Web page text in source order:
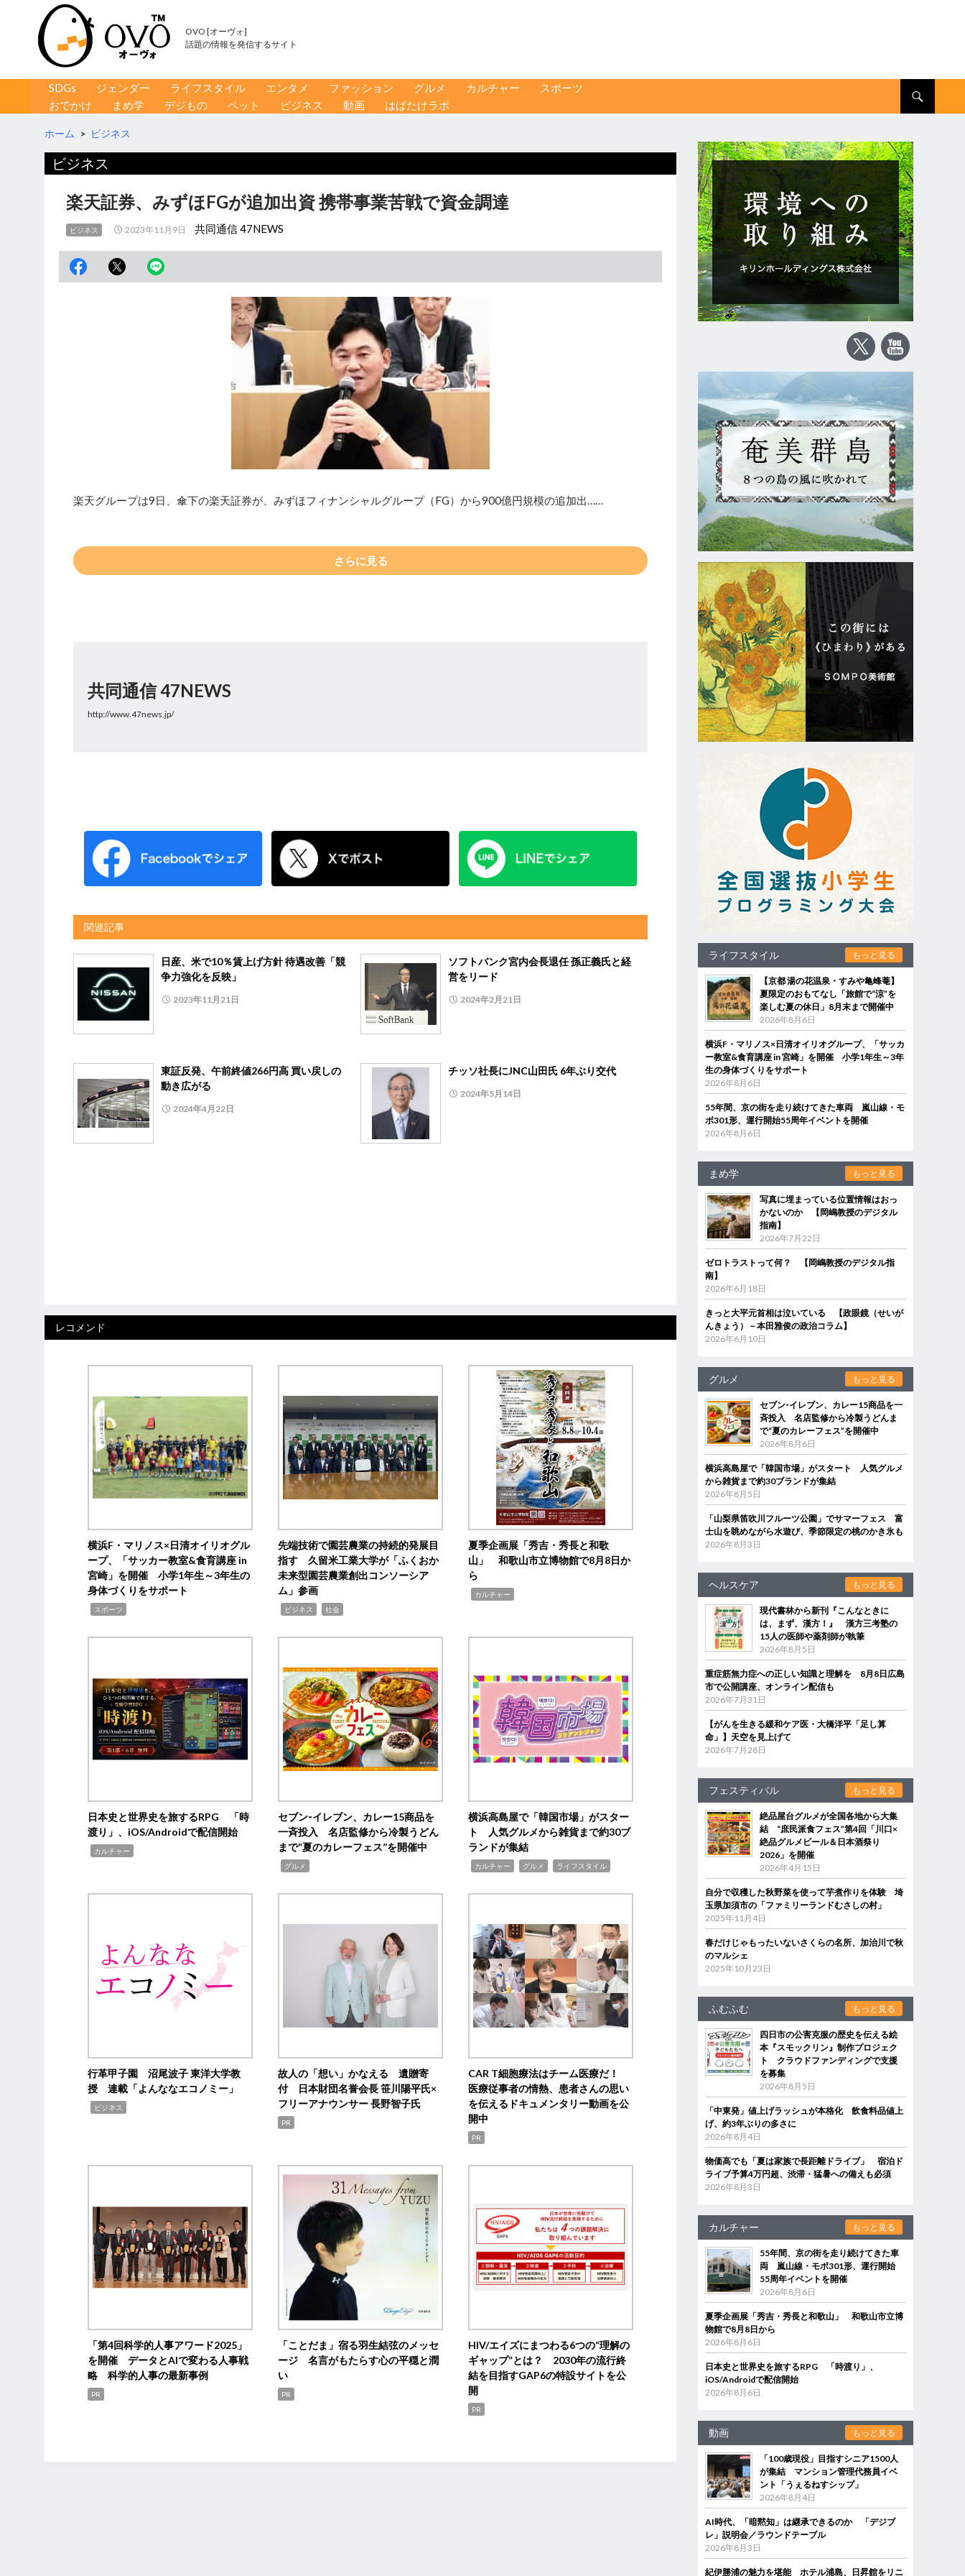
OVO [オーヴォ]
話題の情報を発信するサイト
コンテンツへ移動
SDGs ジェンダー ライフスタイル エンタメ ファッション グルメ カルチャー
スポーツ
おでかけ
まめ学 デジもの ペット ビジネス 動画 はばたけラボ
ホーム > ビジネス
ビジネス
楽天証券、みずほFGが追加出資 携帯事業苦戦で資金調達
ビジネス 2023年11月9日 共同通信 47NEWS
楽天グループは9日、傘下の楽天証券が、みずほフィナンシャルグループ（FG）から900億円規模の追加出……
さらに見る
共同通信 47NEWS
http://www.47news.jp/
関連記事
日産、米で10％賃上げ方針 待遇改善「競
争力強化を反映」
2023年11月21日
ソフトバンク宮内会長退任 孫正義氏と経
営をリード
2024年2月21日
東証反発、午前終値266円高 買い戻しの
動き広がる
2024年4月22日
チッソ社長にJNC山田氏 6年ぶり交代
2024年5月14日
レコメンド
横浜F・マリノス×日清オイリオグル
ープ、「サッカー教室&食育講座 in
宮崎」を開催 小学1年生～3年生の
身体づくりをサポート
スポーツ
先端技術で園芸農業の持続的発展目
指す 久留米工業大学が「ふくおか
未来型園芸農業創出コンソーシア
ム」参画
ビジネス 社会
夏季企画展「秀吉・秀長と和歌
山」 和歌山市立博物館で8月8日か
ら
カルチャー
日本史と世界史を旅するRPG 「時
渡り」、iOS/Androidで配信開始
カルチャー
セブン‐イレブン、カレー15商品を
一斉投入 名店監修から冷製うどん
まで“夏のカレーフェス”を開催中
グルメ
横浜高島屋で「韓国市場」がスター
ト 人気グルメから雑貨まで約30ブ
ランドが集結
カルチャー グルメ ライフスタイル
行革甲子園 沼尾波子 東洋大学教
授 連載「よんななエコノミー」
ビジネス
故人の「想い」かなえる 遺贈寄
付 日本財団名誉会長 笹川陽平氏×
フリーアナウンサー 長野智子氏
PR
CAR T細胞療法はチーム医療だ！
医療従事者の情熱、患者さんの思い
を伝えるドキュメンタリー動画を公
開中
PR
「第4回科学的人事アワード2025」
を開催 データとAIで変わる人事戦
略 科学的人事の最新事例
PR
「ことだま」宿る羽生結弦のメッセ
ージ 名言がもたらす心の平穏と潤
い
PR
HIV/エイズにまつわる6つの“理解の
ギャップ”とは？ 2030年の流行終
結を目指すGAP6の特設サイトを公
開
PR
ライフスタイル もっと見る
【京都 湯の花温泉・すみや亀峰菴】
夏限定のおもてなし「旅館で“涼”を
楽しむ夏の休日」8月末まで開催中
2026年8月6日
横浜F・マリノス×日清オイリオグループ、「サッカ
ー教室&食育講座 in 宮崎」を開催 小学1年生～3年
生の身体づくりをサポート
2026年8月6日
55年間、京の街を走り続けてきた車両 嵐山線・モ
ボ301形、運行開始55周年イベントを開催
2026年8月6日
まめ学 もっと見る
写真に埋まっている位置情報はおっ
かないのか 【岡嶋教授のデジタル
指南】
2026年7月22日
ゼロトラストって何？ 【岡嶋教授のデジタル指
南】
2026年6月18日
きっと大平元首相は泣いている 【政眼鏡（せいが
んきょう）－本田雅俊の政治コラム】
2026年6月10日
グルメ もっと見る
セブン‐イレブン、カレー15商品を一
斉投入 名店監修から冷製うどんま
で“夏のカレーフェス”を開催中
2026年8月6日
横浜高島屋で「韓国市場」がスタート 人気グルメ
から雑貨まで約30ブランドが集結
2026年8月5日
「山梨県笛吹川フルーツ公園」でサマーフェス 富
士山を眺めながら水遊び、季節限定の桃のかき氷も
2026年8月3日
ヘルスケア もっと見る
現代書林から新刊『こんなときに
は、まず、漢方！』 漢方三考塾の
15人の医師や薬剤師が執筆
2026年8月5日
重症筋無力症への正しい知識と理解を 8月8日広島
市で公開講座、オンライン配信も
2026年7月31日
【がんを生きる緩和ケア医・大橋洋平「足し算
命」】天空を見上げて
2026年7月28日
フェスティバル もっと見る
絶品屋台グルメが全国各地から大集
結 “庶民派食フェス”第4回「川口×
絶品グルメビール＆日本酒祭り
2026」を開催
2026年4月15日
自分で収穫した秋野菜を使って芋煮作りを体験 埼
玉県加須市の「ファミリーランドむさしの村」
2025年11月4日
春だけじゃもったいないさくらの名所、加治川で秋
のマルシェ
2025年10月23日
ふむふむ もっと見る
四日市の公害克服の歴史を伝える絵
本『スモックリン』制作プロジェク
ト クラウドファンディングで支援
を募集
2026年8月5日
「中東発」値上げラッシュが本格化 飲食料品値上
げ、約3年ぶりの多さに
2026年8月4日
物価高でも「夏は家族で長距離ドライブ」 宿泊ド
ライブ予算4万円超、渋滞・猛暑への備えも必須
2026年8月3日
カルチャー もっと見る
55年間、京の街を走り続けてきた車
両 嵐山線・モボ301形、運行開始
55周年イベントを開催
2026年8月6日
夏季企画展「秀吉・秀長と和歌山」 和歌山市立博
物館で8月8日から
2026年8月6日
日本史と世界史を旅するRPG 「時渡り」、
iOS/Androidで配信開始
2026年8月6日
動画 もっと見る
「100歳現役」目指すシニア1500人
が集結 マンション管理代務員イベ
ント「うぇるねすシップ」
2026年8月4日
AI時代、「暗黙知」は継承できるのか 「デジブ
レ」説明会／ラウンドテーブル
2026年8月3日
紀伊勝浦の魅力を堪能 ホテル浦島、日昇館をリニ